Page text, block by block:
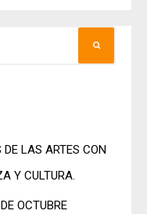
LAS ARTES CON
Y CULTURA.
OCTUBRE